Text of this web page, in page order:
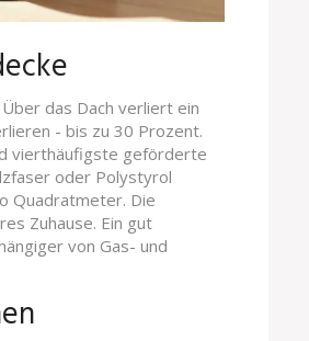
das Dach verliert ein
- bis zu 30 Prozent.
vierthäufigste geförderte
oder Polystyrol
Quadratmeter. Die
Zuhause. Ein gut
von Gas- und